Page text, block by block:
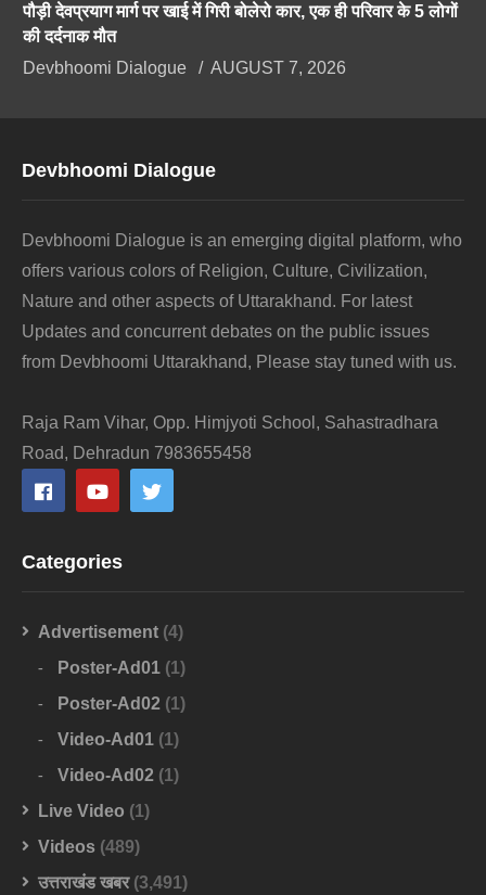
पौड़ी देवप्रयाग मार्ग पर खाई में गिरी बोलेरो कार, एक ही परिवार के 5 लोगों
की दर्दनाक मौत
Devbhoomi Dialogue
AUGUST 7, 2026
Devbhoomi Dialogue
Devbhoomi Dialogue is an emerging digital platform, who
offers various colors of Religion, Culture, Civilization,
Nature and other aspects of Uttarakhand. For latest
Updates and concurrent debates on the public issues
from Devbhoomi Uttarakhand, Please stay tuned with us.
Raja Ram Vihar, Opp. Himjyoti School, Sahastradhara
Road, Dehradun 7983655458
Categories
Advertisement (4)
Poster-Ad01 (1)
Poster-Ad02 (1)
Video-Ad01 (1)
Video-Ad02 (1)
Live Video (1)
Videos (489)
उत्तराखंड खबर(3,491)